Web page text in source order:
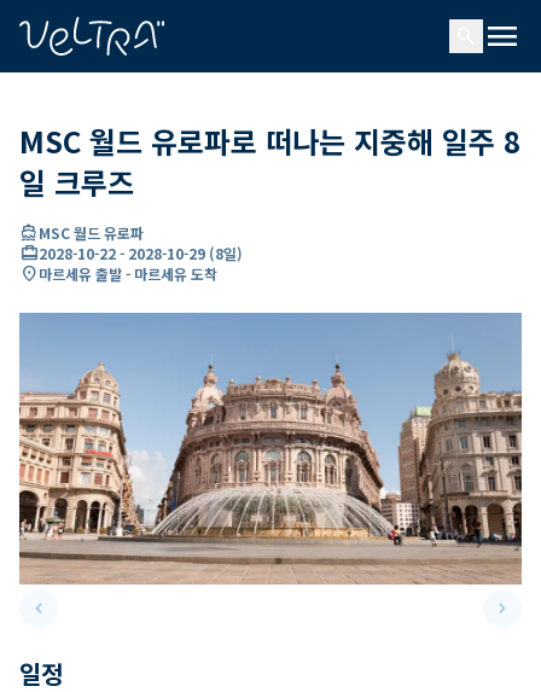
menu
MSC 월드 유로파로 떠나는 지중해 일주 8
일 크루즈
directions_boatMSC 월드 유로파
card_travel2028-10-22- 2028-10-29 (8일)
location_on마르세유 출발 - 마르세유 도착
keyboard_arrow_leftPrevious slide keyboard_arrow_right
일정